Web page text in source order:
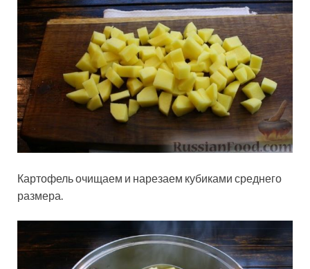
Картофель очищаем и нарезаем кубиками среднего
размера.